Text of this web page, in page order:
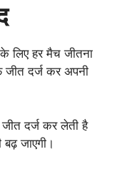
लिए हर मैच जीतना
जीत दर्ज कर अपनी
दर्ज कर लेती है
जाएगी।